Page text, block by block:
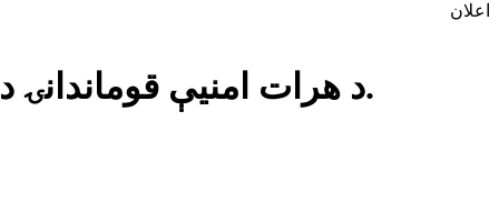
اعلان
د هرات امنیې قوماندانۍ د يوې وژنې د قضیې د کشف او د هغې د عاملینو د نیولو خبر ورکړی دی.